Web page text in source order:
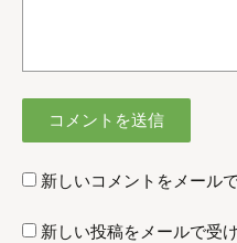
新しいコメントをメール
新しい投稿をメールで受